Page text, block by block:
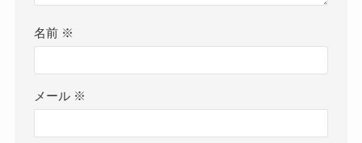
名前 ※
メール ※